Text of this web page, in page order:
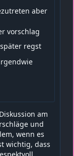
aber
vorschlag
regst
am
und
wenn es
wichtig, dass